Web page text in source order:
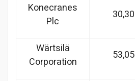
Konecranes
Plc
30,30
Wärtsilä
Corporation
53,05